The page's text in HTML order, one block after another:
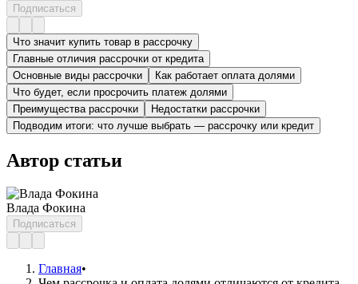
Подписаться
Что значит купить товар в рассрочку
Главные отличия рассрочки от кредита
Основные виды рассрочки
Как работает оплата долями
Что будет, если просрочить платеж долями
Преимущества рассрочки
Недостатки рассрочки
Подводим итоги: что лучше выбрать — рассрочку или кредит
Автор статьи
Влада Фокина
Подписаться
Главная•